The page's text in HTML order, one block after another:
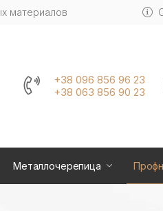
материалов
+38 096 856 96 23
+38 063 856 90 23
Металлочерепица